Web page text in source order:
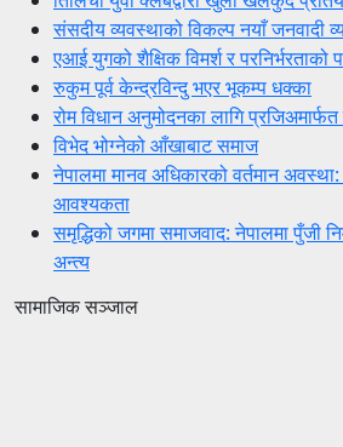
संसदीय व्यवस्थाको विकल्प नयाँ जनवादी
एआई युगको शैक्षिक विमर्श र परनिर्भरताको
रुकुम पूर्व केन्द्रविन्दु भएर भूकम्प धक्का
रोम विधान अनुमोदनका लागि प्रजिअमार्फत
विभेद भोग्नेको आँखाबाट समाज
नेपालमा मानव अधिकारको वर्तमान
आवश्यकता
समृद्धिको जगमा समाजवाद: नेपालमा पुँजी
अन्त्य
सामाजिक सञ्जाल